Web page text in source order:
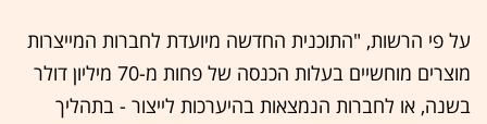
על פי הרשות, "התוכנית החדשה מיועדת לחברות המייצרות
מוצרים מוחשיים בעלות הכנסה של פחות מ-70 מיליון דולר
בשנה, או לחברות הנמצאות בהיערכות לייצור - בתהליך